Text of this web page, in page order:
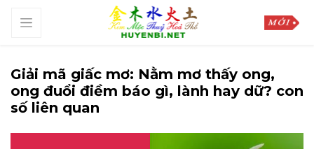
Giải mã giấc mơ: Nằm mơ thấy ong,
ong đuổi điềm báo gì, lành hay dữ? con
số liên quan